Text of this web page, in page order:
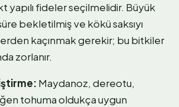
yapılı fideler seçilmelidir. Büyük
bekletilmiş ve kökü saksıyı
kaçınmak gerekir; bu bitkiler
zorlanır.
Maydanoz, dereotu,
tohuma oldukça uygun